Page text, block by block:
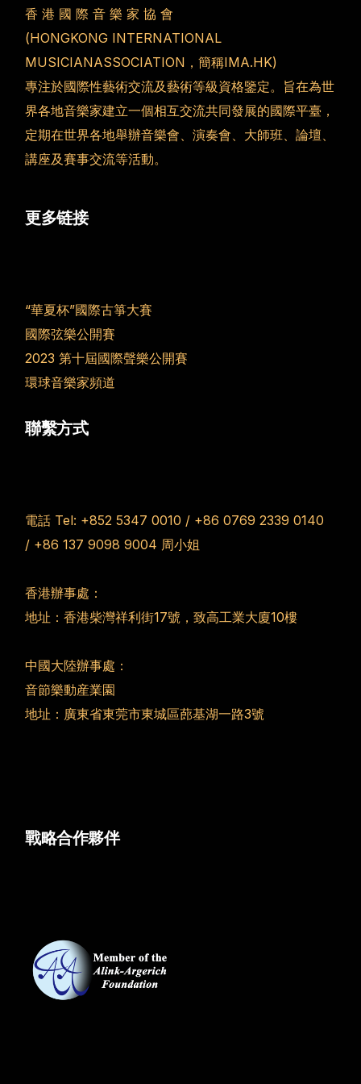
香 港 國 際 音 樂 家 協 會
(HONGKONG INTERNATIONAL
MUSICIANASSOCIATION，簡稱IMA.HK)
專注於國際性藝術交流及藝術等級資格鑒定。旨在為世
界各地音樂家建立一個相互交流共同發展的國際平臺，
定期在世界各地舉辦音樂會、演奏會、大師班、論壇、
講座及賽事交流等活動。
更多链接
“華夏杯”國際古箏大賽
國際弦樂公開賽
2023 第十屆國際聲樂公開賽
環球音樂家頻道
聯繫方式
電話 Tel: +852 5347 0010 / +86 0769 2339 0140
/ +86 137 9098 9004 周小姐
香港辦事處：
地址：香港柴灣祥利街17號，致高工業大廈10樓
中國大陸辦事處：
音節樂動産業園
地址：廣東省東莞市東城區蓢基湖一路3號
戰略合作夥伴